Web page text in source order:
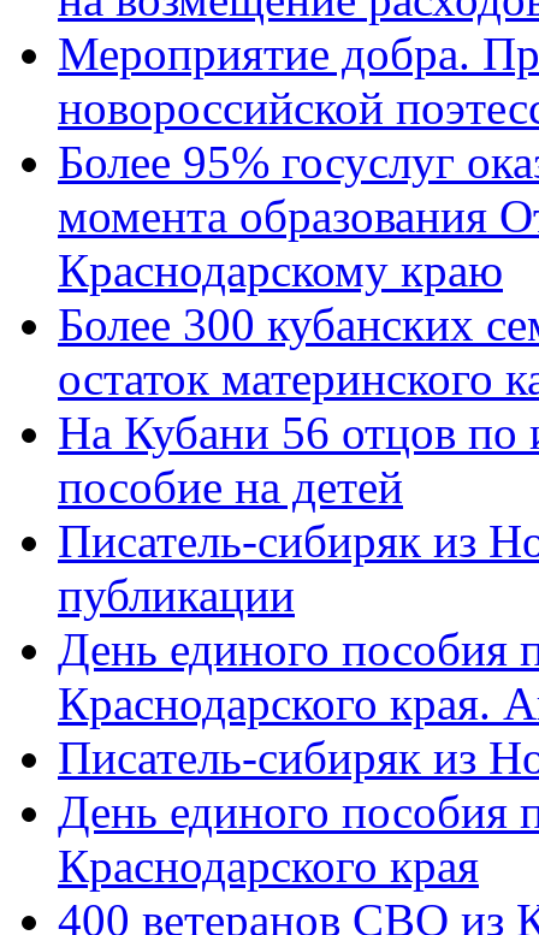
Мероприятие добра.
новороссийской
Более 95% госуслуг
момента образования
Краснодарскому краю
Более 300 кубанских
остаток материнского
На Кубани 56 отцов по
пособие на детей
Писатель-сибиряк из
публикации
День единого пособия
Краснодарского края.
Писатель-сибиряк из
День единого пособия
Краснодарского края
400 ветеранов СВО из